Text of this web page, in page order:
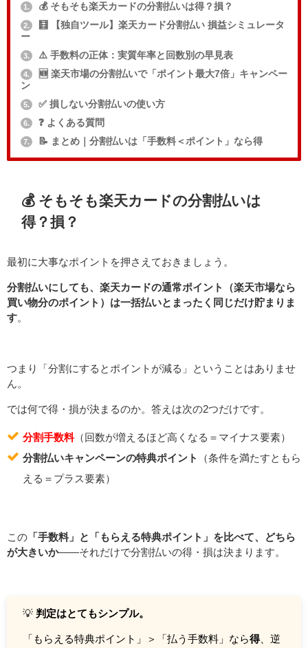
1. 💰 そもそも楽天カードの分割払いは得？損？
2.
🧮 【独自ツール】楽天カード分割払い 損益シミュレータ
ー
3. ⚠️ 手数料の正体：実質年率と回数別の早見表
4.
🆕 楽天市場の分割払いで「ポイント最大7倍」キャンペー
ン
5. ✅️ 損しない分割払いの使い方
6. ❓ よくある質問
7. 📝 まとめ｜分割払いは「手数料＜ポイント」なら得
💰 そもそも楽天カードの分割払いは
得？損？
最初に大事なポイントを押さえておきましょう。
分割払いにしても、楽天カードの通常ポイント（楽天市場なら
買い物分のポイント）は一括払いとまったく同じだけ貯まりま
す
つまり「分割にするとポイントが減る」ということはありませ
ん。
では何で得・損が決まるのか。答えは次の2つだけです。
分割手数料（回数が増えるほど高くなる＝マイナス要素）
分割払いキャンペーンの特典ポイント
（条件を満たすともら
える＝プラス要素）
この 「手数料」と「もらえる特典ポイント」を比べて、どちら
が大きいか——それだけで分割払いの得・損は決まります。
💡 判定はとてもシンプル。
「もらえる特典ポイント」＞「払う手数料」なら得、逆